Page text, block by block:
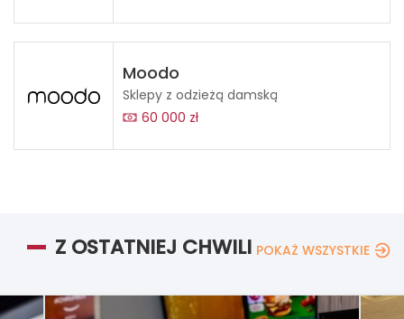
Moodo
Sklepy z odzieżą damską
60 000 zł
Z OSTATNIEJ CHWILI POKAŻ WSZYSTKIE